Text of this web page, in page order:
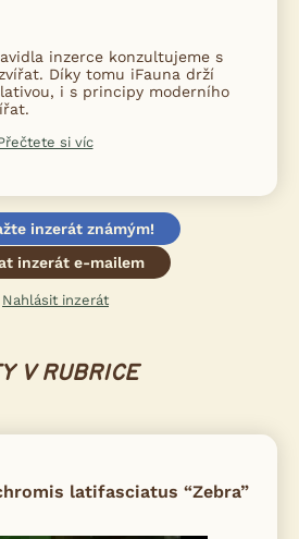
inzerce konzultujeme s
Díky tomu iFauna drží
i s principy moderního
si víc
inzerát známým!
inzerát e-mailem
Nahlásit inzerát
V RUBRICE
latifasciatus “Zebra”